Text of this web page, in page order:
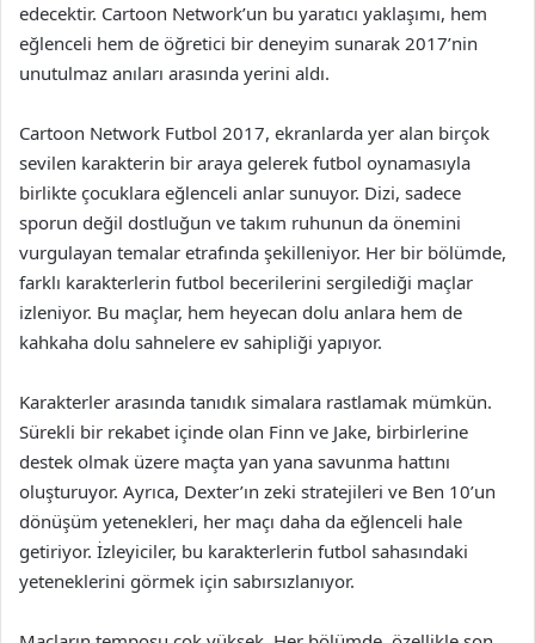
edecektir. Cartoon Network’un bu yaratıcı yaklaşımı, hem
eğlenceli hem de öğretici bir deneyim sunarak 2017’nin
unutulmaz anıları arasında yerini aldı.
Cartoon Network Futbol 2017, ekranlarda yer alan birçok
sevilen karakterin bir araya gelerek futbol oynamasıyla
birlikte çocuklara eğlenceli anlar sunuyor. Dizi, sadece
sporun değil dostluğun ve takım ruhunun da önemini
vurgulayan temalar etrafında şekilleniyor. Her bir bölümde,
farklı karakterlerin futbol becerilerini sergilediği maçlar
izleniyor. Bu maçlar, hem heyecan dolu anlara hem de
kahkaha dolu sahnelere ev sahipliği yapıyor.
Karakterler arasında tanıdık simalara rastlamak mümkün.
Sürekli bir rekabet içinde olan Finn ve Jake, birbirlerine
destek olmak üzere maçta yan yana savunma hattını
oluşturuyor. Ayrıca, Dexter’ın zeki stratejileri ve Ben 10’un
dönüşüm yetenekleri, her maçı daha da eğlenceli hale
getiriyor. İzleyiciler, bu karakterlerin futbol sahasındaki
yeteneklerini görmek için sabırsızlanıyor.